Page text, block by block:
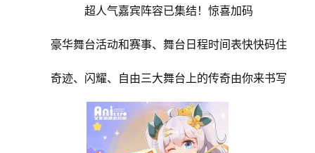
超人气嘉宾阵容已集结！惊喜加码
豪华舞台活动和赛事、舞台日程时间表快快码住
奇迹、闪耀、自由三大舞台上的传奇由你来书写